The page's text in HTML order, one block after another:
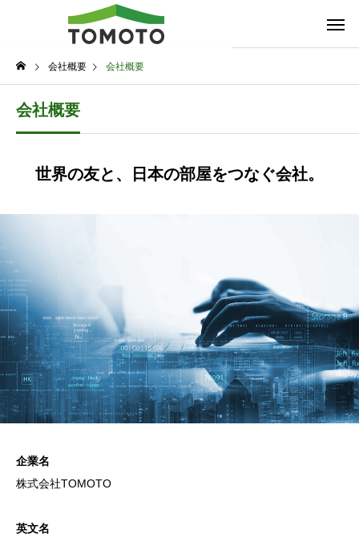
会社概要 会社概要
会社概要
世界の友と、日本の部屋をつなぐ会社。
企業名
株式会社TOMOTO
英文名